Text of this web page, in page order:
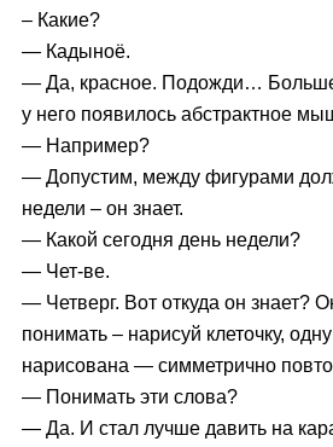
– Какие?
— Кадыноё.
— Да, красное. Подожди… Больше
у него появилось абстрактное
— Например?
— Допустим, между фигурами
недели – он знает.
— Какой сегодня день недели?
— Чет-ве.
— Четверг. Вот откуда он знает?
понимать – нарисуй клеточку,
нарисована — симметрично
— Понимать эти слова?
— Да. И стал лучше давить на